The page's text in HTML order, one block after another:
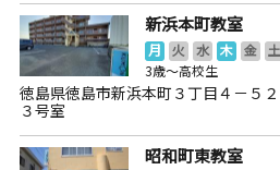
新浜本町教室
月 火 水 木 金 土
3歳～高校生
徳島県徳島市新浜本町３丁目４－５
３号室
昭和町東教室